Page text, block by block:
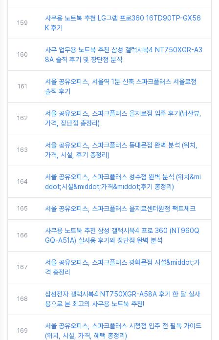
159
사무용 노트북 추천 LG그램 프로360 16TD90TP-GX56
K 후기
160
사무 업무용 노트북 추천 삼성 갤럭시북4 NT750XGR-A3
8A 솔직 후기 및 장단점 분석
161
서울 공유오피스, 서울역 1분 신축 스파크플러스 서울로점
솔직 후기
162
서울 공유오피스, 스파크플러스 을지로점 입주 후기(남산뷰,
가격, 장단점 총정리)
163
서울 공유오피스, 스파크플러스 동대문점 완벽 분석 (위치,
가격, 시설, 후기 총정리)
164
서울 공유오피스, 스파크플러스 성수점 완벽 분석 (위치&mi
ddot;시설&middot;가격&middot;후기 총정리)
165 서울 공유오피스, 스파크플러스 을지로센터원점 팩트체크
166
사무용 노트북 추천 삼성 갤럭시북4 프로 360 (NT960Q
GQ-A51A) 실사용 후기와 장단점 완벽 분석
167
서울 공유오피스, 스파크플러스 광화문점 시설&middot;가
격 총정리
168
삼성전자 갤럭시북4 NT750XGR-A58A 후기 한 달 실사
용으로 본 최고의 사무용 노트북 추천!
169
서울 공유오피스, 스파크플러스 시청점 입주 전 필독 가이드
(위치, 시설, 가격, 혜택 총정리)